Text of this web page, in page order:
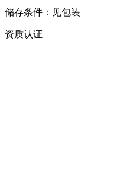
储存条件：见包装
资质认证